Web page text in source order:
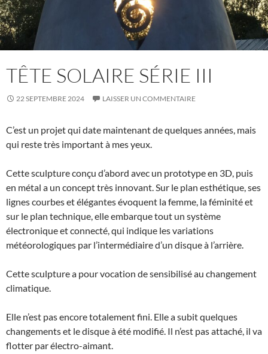
TÊTE SOLAIRE SÉRIE III
22 SEPTEMBRE 2024 LAISSER UN COMMENTAIRE
C’est un projet qui date maintenant de quelques années, mais
qui reste très important à mes yeux.
Cette sculpture conçu d’abord avec un prototype en 3D, puis
en métal a un concept très innovant. Sur le plan esthétique, ses
lignes courbes et élégantes évoquent la femme, la féminité et
sur le plan technique, elle embarque tout un système
électronique et connecté, qui indique les variations
météorologiques par l’intermédiaire d’un disque à l’arrière.
Cette sculpture a pour vocation de sensibilisé au changement
climatique.
Elle n’est pas encore totalement fini. Elle a subit quelques
changements et le disque à été modifié. Il n’est pas attaché, il va
flotter par électro-aimant.